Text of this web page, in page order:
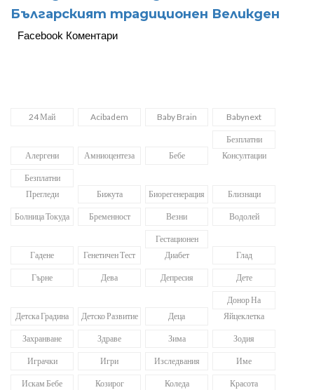
Българският традиционен Великден
Facebook Коментари
24 Май Acibadem Baby Brain Babynext
Алергени Амниоцентеза Бебе
Безплатни
Консултации
Безплатни
Прегледи
Бижута Биорегенерация Близнаци
Болница Токуда Бременност Везни Водолей
Гадене Генетичен Тест
Гестационен
Диабет
Глад
Гърне Дева Депресия Дете
Детска Градина Детско Развитие Деца
Донор На
Яйцеклетка
Захранване Здраве Зима Зодия
Играчки Игри Изследвания Име
Искам Бебе Козирог Коледа Красота